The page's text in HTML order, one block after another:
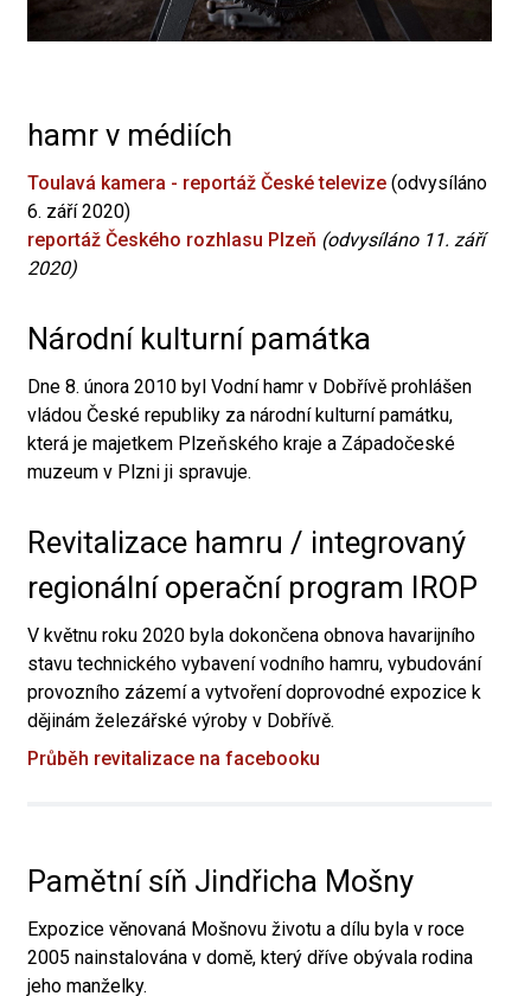
hamr v médiích
Toulavá kamera - reportáž České televize (odvysíláno
6. září 2020)
reportáž Českého rozhlasu Plzeň (odvysíláno 11. září
2020)
Národní kulturní památka
Dne 8. února 2010 byl Vodní hamr v Dobřívě prohlášen
vládou České republiky za národní kulturní památku,
která je majetkem Plzeňského kraje a Západočeské
muzeum v Plzni ji spravuje.
Revitalizace hamru / integrovaný
regionální operační program IROP
V květnu roku 2020 byla dokončena obnova havarijního
stavu technického vybavení vodního hamru, vybudování
provozního zázemí a vytvoření doprovodné expozice k
dějinám železářské výroby v Dobřívě.
Průběh revitalizace na facebooku
Pamětní síň Jindřicha Mošny
Expozice věnovaná Mošnovu životu a dílu byla v roce
2005 nainstalována v domě, který dříve obývala rodina
jeho manželky.